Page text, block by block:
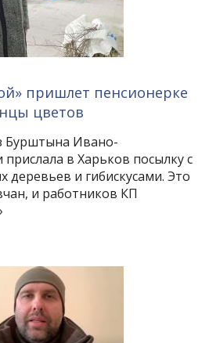
пришлет пенсионерке
цветов
Бурштына Ивано-
в Харьков посылку с
деревьев и гибискусами. Это
и работников КП